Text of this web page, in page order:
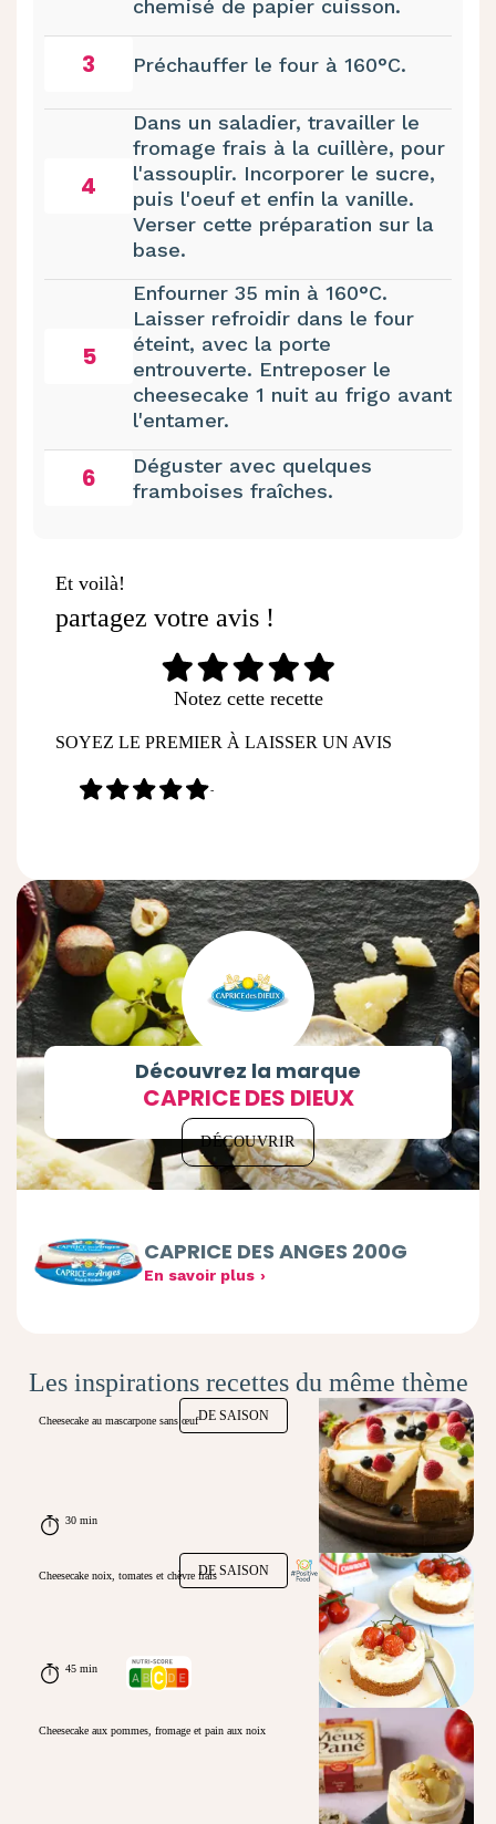
chemisé de papier cuisson.
3 Préchauffer le four à 160°C.
4
Dans un saladier, travailler le
fromage frais à la cuillère, pour
l'assouplir. Incorporer le sucre,
puis l'oeuf et enfin la vanille.
Verser cette préparation sur la
base.
5
Enfourner 35 min à 160°C.
Laisser refroidir dans le four
éteint, avec la porte
entrouverte. Entreposer le
cheesecake 1 nuit au frigo avant
l'entamer.
6
Déguster avec quelques
framboises fraîches.
Et voilà!
partagez votre avis !
Notez cette recette
SOYEZ LE PREMIER À LAISSER UN AVIS
-
Découvrez la marque
CAPRICE DES DIEUX
DÉCOUVRIR
CAPRICE DES ANGES 200G
En savoir plus
Les inspirations recettes du même thème
DE SAISON
Cheesecake au mascarpone sans œuf
30 min
DE SAISON
Cheesecake noix, tomates et chèvre frais
45 min
Cheesecake aux pommes, fromage et pain aux noix